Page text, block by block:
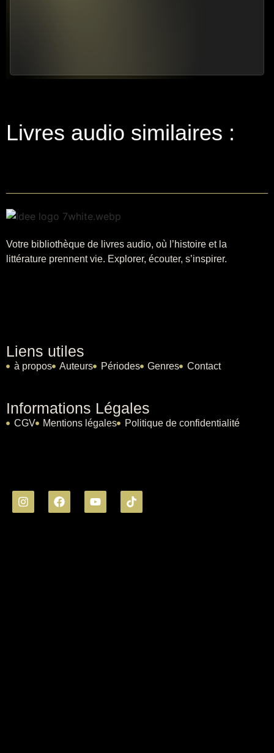
Livres audio similaires :
Votre bibliothèque de livres audio, où l’histoire et la
littérature prennent vie. Explorer, écouter, s’inspirer.
Liens utiles
à propos Auteurs Périodes Genres Contact
Informations Légales
CGV Mentions légales Politique de confidentialité